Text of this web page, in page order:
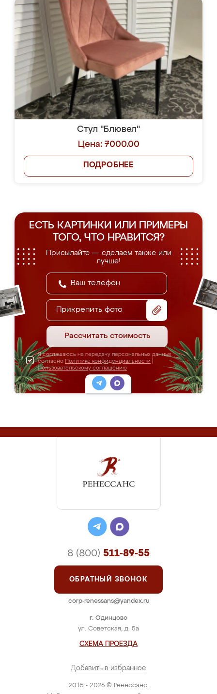
Стул "Блювел"
Цена: 7000.00
ПОДРОБНЕЕ
ЕСТЬ КАРТИНКИ ИЛИ ПРИМЕРЫ
ТОГО, ЧТО НРАВИТСЯ?
Присылайте — сделаем также или
лучше!
Прикрепить фото
Рассчитать стоимость
Я соглашаюсь на передачу персональных данных
согласно Политике конфиденциальности
Пользовательскому соглашению
2015 - 2026 © Ренессанс.
г. Одинцово
ул. Советская, д. 5а
СХЕМА ПРОЕЗДА
Добавить в избранное
8 (800) 511-89-55
ОБРАТНЫЙ ЗВОНОК
corp-renessans@yandex.ru